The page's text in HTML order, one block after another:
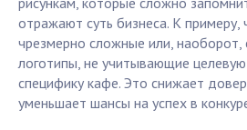
отражают суть бизнеса. К примеру,
чрезмерно сложные или,
логотипы, не учитывающие
специфику кафе. Это снижает
уменьшает шансы на успех в